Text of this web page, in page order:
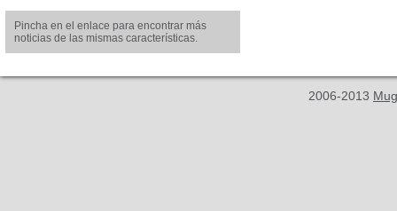
Pincha en el enlace para encontrar más
noticias de las mismas características.
2006-2013